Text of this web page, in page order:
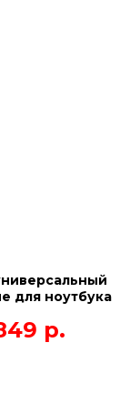
для ноутбука
р.